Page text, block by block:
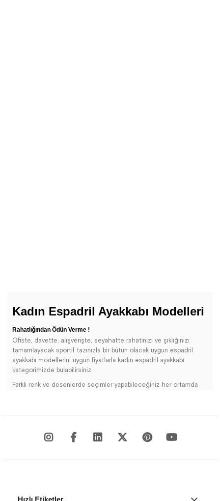
Kadın Espadril Ayakkabı Modelleri
Rahatlığından Ödün Verme !
Ofiste, davette, alışverişte, seyahatte rahatınızı ve şıklığınızı
tamamlayacak sportif tazınızla bir bütün olacak uygun espadril
ayakkabı modellerini uygun fiyatlarla kadın espadril ayakkabı
kategorimizde bulabilirsiniz.
Farklı renk ve desenlerde seçimler yapabileceğiniz her ortamda
Hapshoe.com'un Kadın Espadril Ayakkabıları kategorisi, tarzı ve
rahatlığı mükemmel bir şekilde birleştiren geniş bir ayakkabı
Hızlı Etiketler